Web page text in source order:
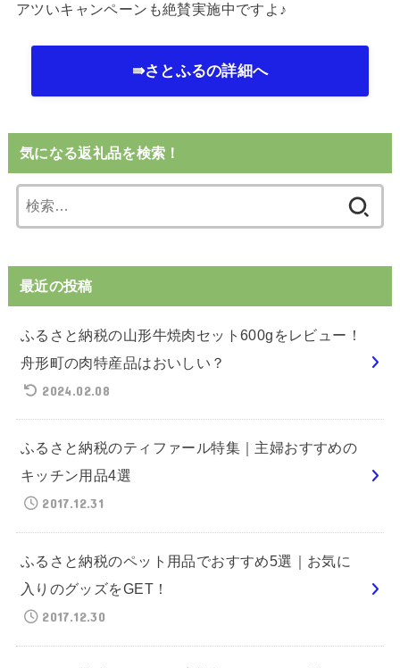
アツいキャンペーンも絶賛実施中ですよ♪
⇛さとふるの詳細へ
気になる返礼品を検索！
索:
最近の投稿
ふるさと納税の山形牛焼肉セット600gをレビュー！
舟形町の肉特産品はおいしい？
2024.02.08
ふるさと納税のティファール特集｜主婦おすすめの
キッチン用品4選
2017.12.31
ふるさと納税のペット用品でおすすめ5選｜お気に
入りのグッズをGET！
2017.12.30